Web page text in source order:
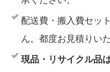
配送費・搬入費セッ
ん。都度お見積りい
現品・リサイクル品